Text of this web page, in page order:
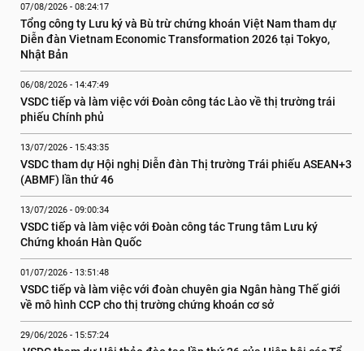
07/08/2026 - 08:24:17
Tổng công ty Lưu ký và Bù trừ chứng khoán Việt Nam tham dự
Diễn đàn Vietnam Economic Transformation 2026 tại Tokyo,
Nhật Bản
06/08/2026 - 14:47:49
VSDC tiếp và làm việc với Đoàn công tác Lào về thị trường trái
phiếu Chính phủ
13/07/2026 - 15:43:35
VSDC tham dự Hội nghị Diễn đàn Thị trường Trái phiếu ASEAN+3
(ABMF) lần thứ 46
13/07/2026 - 09:00:34
VSDC tiếp và làm việc với Đoàn công tác Trung tâm Lưu ký
Chứng khoán Hàn Quốc
01/07/2026 - 13:51:48
VSDC tiếp và làm việc với đoàn chuyên gia Ngân hàng Thế giới
về mô hình CCP cho thị trường chứng khoán cơ sở
29/06/2026 - 15:57:24